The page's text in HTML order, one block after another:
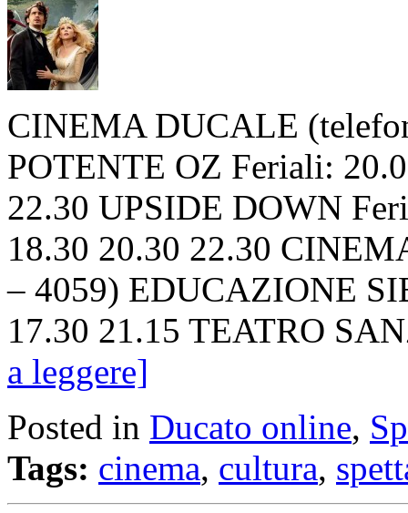
CINEMA DUCALE
POTENTE OZ Feriali:
22.30 UPSIDE DOWN
18.30 20.30 22.30
– 4059) EDUCAZIONE
17.30 21.15 TEATRO
a leggere]
Posted in Ducato online,
Tags: cinema, cultura,